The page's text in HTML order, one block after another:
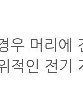
우 머리에
적인 전기